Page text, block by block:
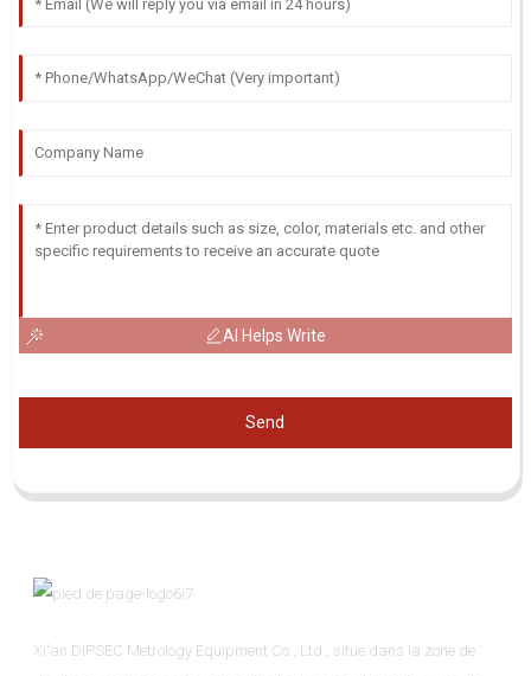
AI Helps Write
Send
Xi'an DIPSEC Metrology Equipment Co., Ltd., situé dans la zone de